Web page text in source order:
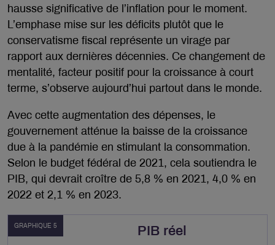
hausse significative de l’inflation pour le moment.
L’emphase mise sur les déficits plutôt que le
conservatisme fiscal représente un virage par
rapport aux dernières décennies. Ce changement de
mentalité, facteur positif pour la croissance à court
terme, s’observe aujourd’hui partout dans le monde.
Avec cette augmentation des dépenses, le
gouvernement atténue la baisse de la croissance
due à la pandémie en stimulant la consommation.
Selon le budget fédéral de 2021, cela soutiendra le
PIB, qui devrait croître de 5,8 % en 2021, 4,0 % en
2022 et 2,1 % en 2023.
GRAPHIQUE 5 PIB réel